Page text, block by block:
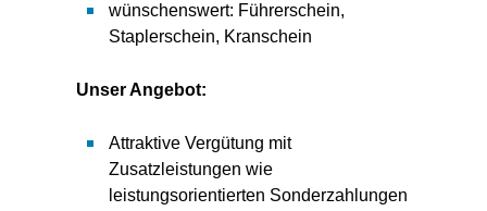
wünschenswert: Führerschein,
Staplerschein, Kranschein
Unser Angebot:
Attraktive Vergütung mit
Zusatzleistungen wie
leistungsorientierten Sonderzahlungen